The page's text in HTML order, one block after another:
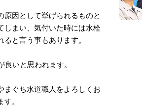
原因として挙げられるものと
しまい、気付いた時には水栓
と言う事もあります。
いと思われます。
まぐち水道職人をよろしくお
す。